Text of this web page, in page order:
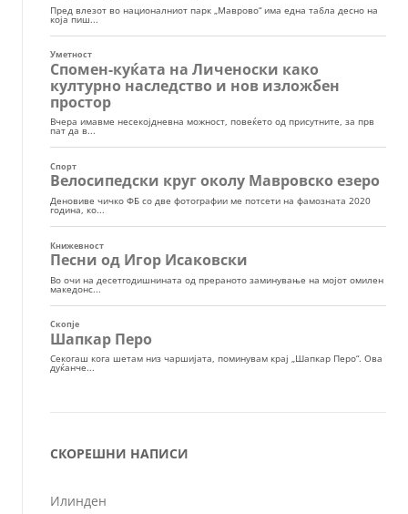
СКОРЕШНИ НАПИСИ
Илинден